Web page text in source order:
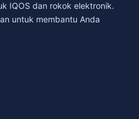
IQOS dan rokok elektronik.
untuk membantu Anda